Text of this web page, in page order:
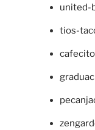
united-
tios-